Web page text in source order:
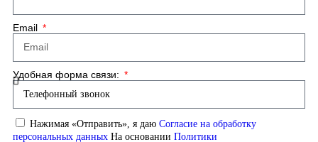
Email
Удобная форма связи:
Нажимая «Отправить», я даю Согласие на обработку
персональных данных На основании Политики